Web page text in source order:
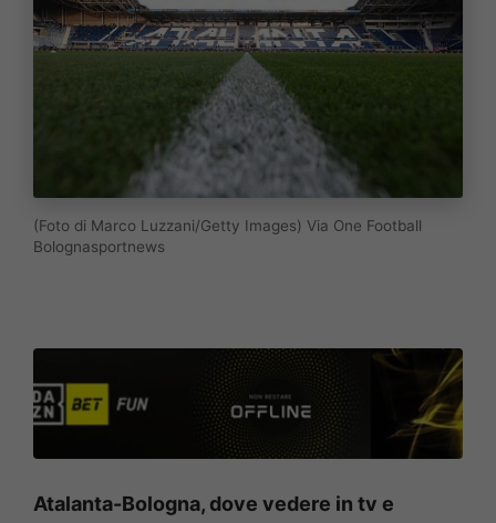
(Foto di Marco Luzzani/Getty Images) Via One Football
Bolognasportnews
Atalanta-Bologna, dove vedere in tv e